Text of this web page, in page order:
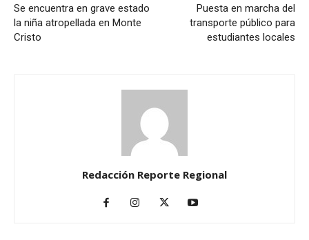
Se encuentra en grave estado
la niña atropellada en Monte
Cristo
Puesta en marcha del
transporte público para
estudiantes locales
Redacción Reporte Regional